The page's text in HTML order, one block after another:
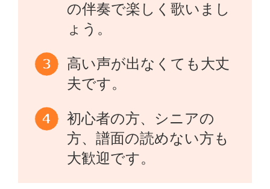
の伴奏で楽しく歌いまし
ょう。
高い声が出なくても大丈
夫です。
初心者の方、シニアの
方、譜面の読めない方も
大歓迎です。